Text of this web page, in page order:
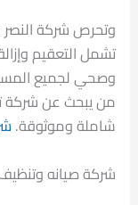
وتحرص شركة
تشمل التعقيم
وصحي لجميع
من يبحث عن شركة
شاملة وموثوقة.
شركة صيانه